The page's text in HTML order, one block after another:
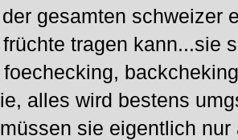
gesamten schweizer
tragen kann...sie
alles wird bestens
sie eigentlich